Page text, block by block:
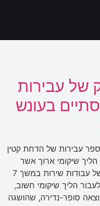
של עבירות
בעונש
עבירות של הדחת קטין
שיקומי ארוך אשר
הלקוח עבר – הלקוח ירצה עונש קל של עבודות שירות במשך 7
הליך שיקומי חשוב,
סופר-נדירה, שהושגה